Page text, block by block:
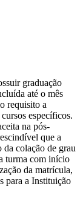
graduação
até o mês
requisito a
específicos.
na pós-
que a
da colação de grau
turma com início
da matrícula,
para a Instituição